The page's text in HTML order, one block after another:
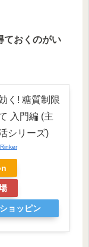
ておくのがい
く! 糖質制限
入門編 (主
シリーズ)
Rinker
ョッピン